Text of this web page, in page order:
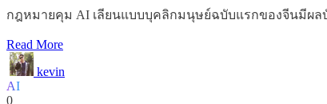
กฎหมายคุม AI เลียนแบบบุคลิกมนุษย์ฉบับแรกของจีนมีผลบั
Read More
kevin
AI
0